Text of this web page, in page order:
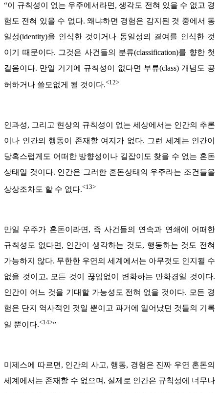
“이 규칙성이 없는 우주에서라면, 생각도 전혀 있을 수 없고 경
험도 전혀 있을 수 없다. 왜냐하면 경험은 감지된 것 중에서 동
일성(identity)을 인식한 것이거나 동일성의 결여를 인식한 것
이기 때문이다. 그것은 사건들의 분류(classification)를 향한 첫
걸음이다. 만일 거기에 규칙성이 없다면 부류(class) 개념도 공
허하거나 쓸모없게 될 것이다.<12>
인과성, 그리고 현상의 규칙성이 없는 세상에서는 인간의 추론
이나 인간의 행동이 존재할 여지가 없다. 그런 세계는 인간이
당혹스럽게도 어떠한 방향성이나 길잡이도 찾을 수 없는 혼돈
상태일 것이다. 인간은 그러한 혼돈상태의 우주라는 조건들을
상상조차도 할 수 없다.<13>
만일 우주가 혼돈이라면, 즉 사건들의 연속과 연쇄에 어떠한
규칙성도 없다면, 인간이 생각하는 것도, 행동하는 것도 전혀
가능하지 않다. 무한한 우연의 세계에서는 아무것도 인지될 수
없을 것이고, 모든 것이 끊임없이 변화하는 만화경일 것이다.
인간이 어느 것을 기대할 가능성도 전혀 없을 것이다. 모든 경
험은 단지 역사적인 것일 뿐이고 과거에 일어났던 것들의 기록
일 뿐이다.<14>”
미제스에 따르면, 인간의 사고, 행동, 경험은 진짜 우연 혼돈의
세계에서는 존재할 수 없으며, 실제로 인간은 규칙성에 너무나